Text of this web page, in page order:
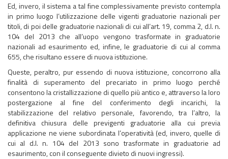
Ed, invero, il sistema a tal fine complessivamente previsto contempla
in primo luogo l’utilizzazione delle vigenti graduatorie nazionali per
titoli, di poi delle graduatorie nazionali di cui all’art. 19, comma 2, d.l. n.
104 del 2013 che all’uopo vengono trasformate in graduatorie
nazionali ad esaurimento ed, infine, le graduatorie di cui al comma
655, che risultano essere di nuova istituzione.
Queste, peraltro, pur essendo di nuova istituzione, concorrono alla
finalità di superamento del precariato in primo luogo perché
consentono la cristallizzazione di quello più antico e, attraverso la loro
postergazione al fine del conferimento degli incarichi, la
stabilizzazione del relativo personale, favorendo, tra l’altro, la
definitiva chiusura delle previgenti graduatorie alla cui previa
applicazione ne viene subordinata l’operatività (ed, invero, quelle di
cui al d.l. n. 104 del 2013 sono trasformate in graduatorie ad
esaurimento, con il conseguente divieto di nuovi ingressi).